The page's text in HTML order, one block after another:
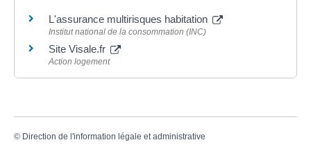
L'assurance multirisques habitation
Institut national de la consommation (INC)
Site Visale.fr
Action logement
© Direction de l'information légale et administrative